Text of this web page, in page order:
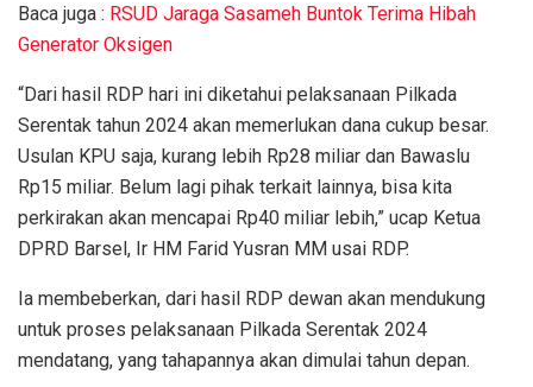
Baca juga : RSUD Jaraga Sasameh Buntok Terima Hibah
Generator Oksigen
“Dari hasil RDP hari ini diketahui pelaksanaan Pilkada
Serentak tahun 2024 akan memerlukan dana cukup besar.
Usulan KPU saja, kurang lebih Rp28 miliar dan Bawaslu
Rp15 miliar. Belum lagi pihak terkait lainnya, bisa kita
perkirakan akan mencapai Rp40 miliar lebih,” ucap Ketua
DPRD Barsel, Ir HM Farid Yusran MM usai RDP.
Ia membeberkan, dari hasil RDP dewan akan mendukung
untuk proses pelaksanaan Pilkada Serentak 2024
mendatang, yang tahapannya akan dimulai tahun depan.